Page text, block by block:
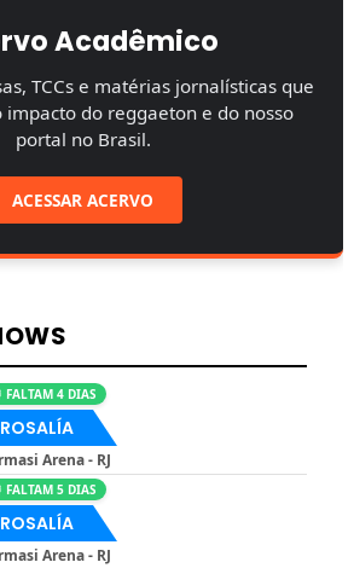
Acadêmico
TCCs e matérias jornalísticas que
impacto do reggaeton e do nosso
portal no Brasil.
ACESSAR ACERVO
FALTAM 4 DIAS
ROSALÍA
Arena - RJ
FALTAM 5 DIAS
ROSALÍA
Arena - RJ